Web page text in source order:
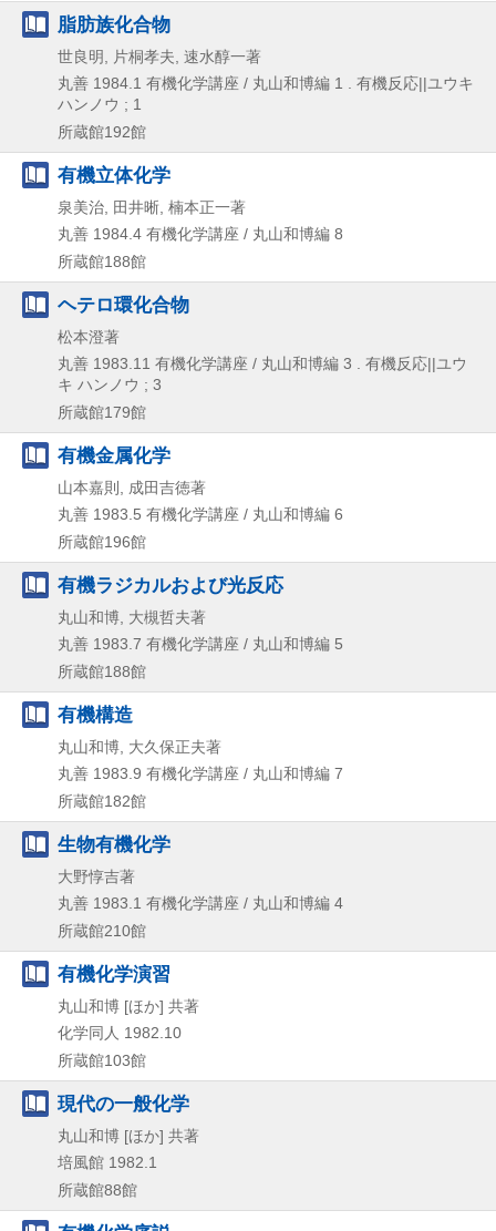
脂肪族化合物
世良明, 片桐孝夫, 速水醇一著
丸善 1984.1 有機化学講座 / 丸山和博編 1 . 有機反応||ユウキ
ハンノウ ; 1
所蔵館192館
有機立体化学
泉美治, 田井晰, 楠本正一著
丸善 1984.4 有機化学講座 / 丸山和博編 8
所蔵館188館
ヘテロ環化合物
松本澄著
丸善 1983.11 有機化学講座 / 丸山和博編 3 . 有機反応||ユウ
キ ハンノウ ; 3
所蔵館179館
有機金属化学
山本嘉則, 成田吉徳著
丸善 1983.5 有機化学講座 / 丸山和博編 6
所蔵館196館
有機ラジカルおよび光反応
丸山和博, 大槻哲夫著
丸善 1983.7 有機化学講座 / 丸山和博編 5
所蔵館188館
有機構造
丸山和博, 大久保正夫著
丸善 1983.9 有機化学講座 / 丸山和博編 7
所蔵館182館
生物有機化学
大野惇吉著
丸善 1983.1 有機化学講座 / 丸山和博編 4
所蔵館210館
有機化学演習
丸山和博 [ほか] 共著
化学同人 1982.10
所蔵館103館
現代の一般化学
丸山和博 [ほか] 共著
培風館 1982.1
所蔵館88館